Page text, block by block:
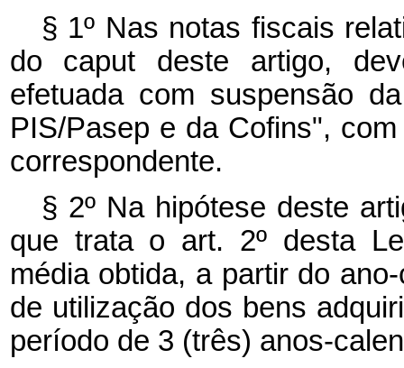
§ 1º Nas notas fiscais
do caput deste artigo,
efetuada com suspensão
PIS/Pasep e da Cofins",
correspondente.
§ 2º Na hipótese deste
que trata o art. 2º desta
média obtida, a partir do
de utilização dos bens
período de 3 (três) anos-